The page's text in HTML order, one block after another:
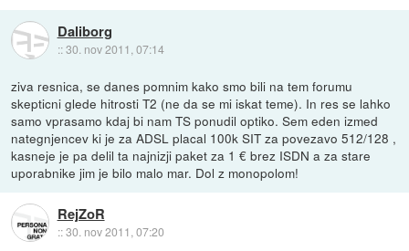
Daliborg
::30. nov 2011, 07:14
ziva resnica, se danes pomnim kako smo bili na tem forumu
skepticni glede hitrosti T2 (ne da se mi iskat teme). In res se lahko
samo vprasamo kdaj bi nam TS ponudil optiko. Sem eden izmed
nategnjencev ki je za ADSL placal 100k SIT za povezavo 512/128 ,
kasneje je pa delil ta najnizji paket za 1 € brez ISDN a za stare
uporabnike jim je bilo malo mar. Dol z monopolom!
RejZoR
::30. nov 2011, 07:20